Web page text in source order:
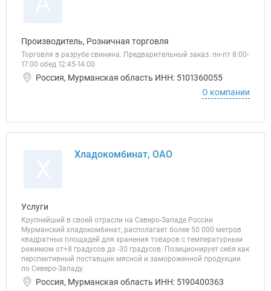
Производитель, Розничная торговля
Торговля в разрубе свинина. Предварительный заказ. пн-пт 8:00-
17:00 обед 12:45-14:00
Россия, Мурманская область ИНН: 5101360055
О компании
Хладокомбинат, ОАО
Услуги
Крупнейший в своей отрасли на Северо-Западе России
Мурманский хладокомбинат, располагает более 50 000 метров
квадратных площадей для хранения товаров с температурным
режимом от+8 градусов до -30 градусов. Позиционирует себя как
перспективный поставщик мясной и замороженной продукции
по Северо-Западу.
Россия, Мурманская область ИНН: 5190400363